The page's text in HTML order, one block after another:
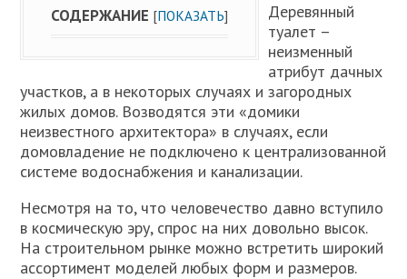
СОДЕРЖАНИЕ [ПОКАЗАТЬ]
Деревянный
туалет –
неизменный
атрибут дачных
участков, а в некоторых случаях и загородных
жилых домов. Возводятся эти «домики
неизвестного архитектора» в случаях, если
домовладение не подключено к централизованной
системе водоснабжения и канализации.
Несмотря на то, что человечество давно вступило
в космическую эру, спрос на них довольно высок.
На строительном рынке можно встретить широкий
ассортимент моделей любых форм и размеров.